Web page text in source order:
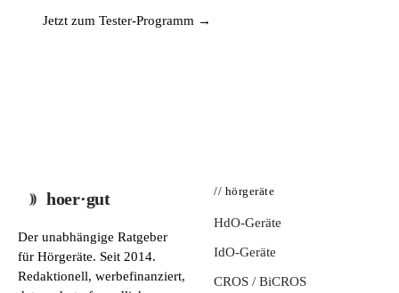
Jetzt zum Tester-Programm →
hoer·gut
Der unabhängige Ratgeber
für Hörgeräte. Seit 2014.
Redaktionell, werbefinanziert,
// hörgeräte
HdO-Geräte
IdO-Geräte
CROS / BiCROS